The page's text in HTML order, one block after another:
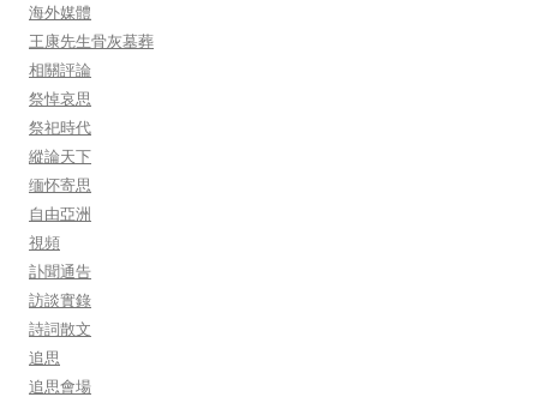
海外媒體
王康先生骨灰墓葬
相關評論
祭悼哀思
祭祀時代
縱論天下
缅怀寄思
自由亞洲
視頻
訃聞通告
訪談實錄
詩詞散文
追思
追思會場